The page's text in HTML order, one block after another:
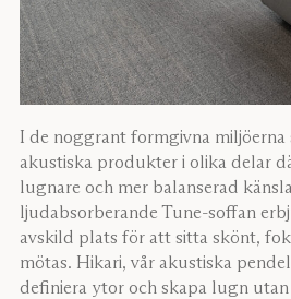
I de noggrant formgivna miljöerna
akustiska produkter i olika delar
lugnare och mer balanserad
ljudabsorberande Tune-soffan
avskild plats för att sitta skönt,
mötas. Hikari, vår akustiska
definiera ytor och skapa lugn